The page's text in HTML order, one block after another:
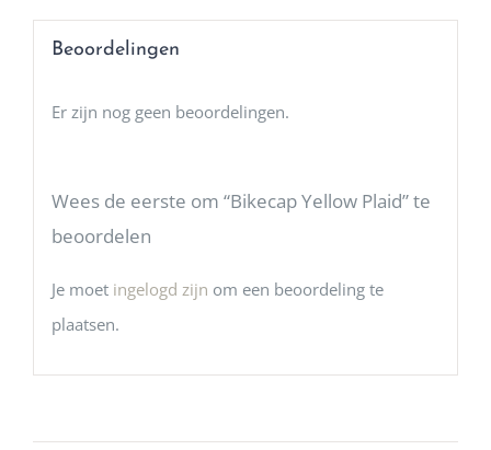
Beoordelingen
Er zijn nog geen beoordelingen.
Wees de eerste om “Bikecap Yellow Plaid” te
beoordelen
Je moet ingelogd zijn om een beoordeling te
plaatsen.